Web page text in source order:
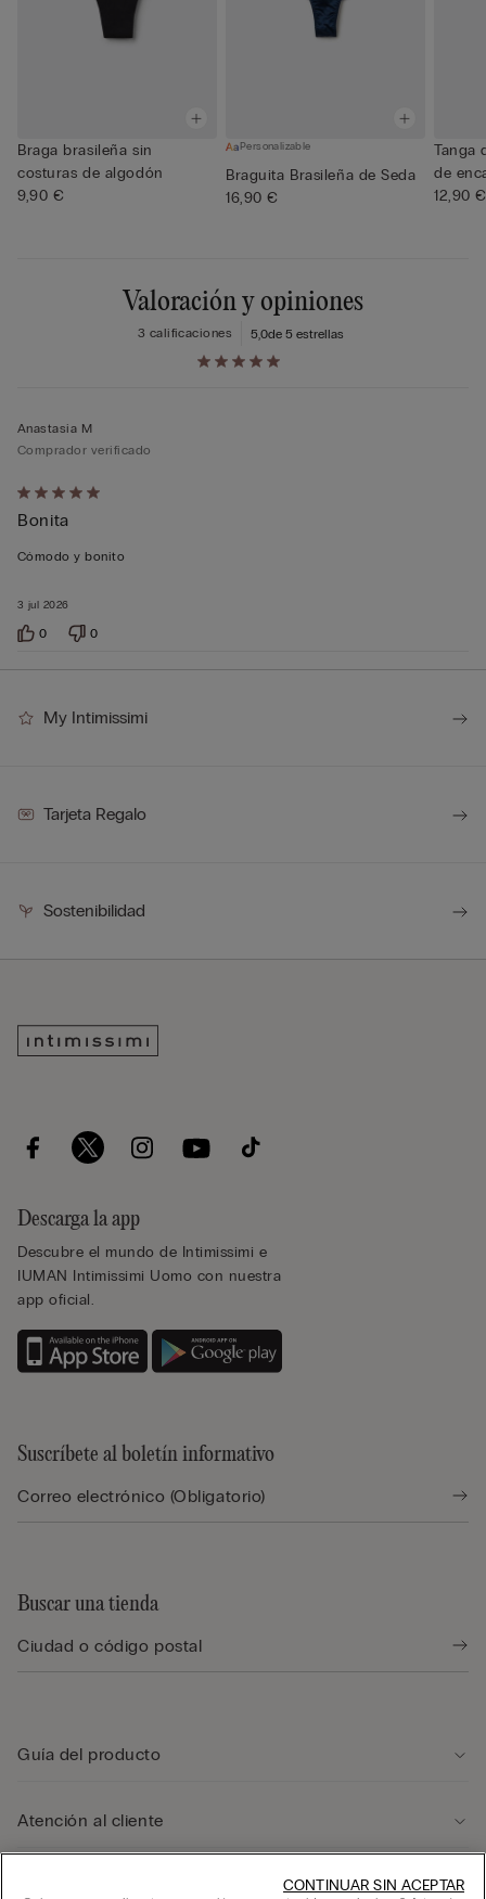
Braga brasileña sin
costuras de algodón
9,90 €
Personalizable
Braguita Brasileña de Seda
16,90 €
Tanga
de
12,90 €
Valoración y opiniones
5,0de 5 estrellas
3 calificaciones
Calificación
de
5
5
3 jul 2026
Anastasia M
Comprador verificado
Bonita
Cómodo y bonito
0 0
My Intimissimi
Tarjeta Regalo
Sostenibilidad
Descarga la app
Descubre el mundo de Intimissimi e
IUMAN Intimissimi Uomo con nuestra
app oficial.
Suscríbete al boletín informativo
Buscar una tienda
Guía del producto
Atención al cliente
CONTINUAR SIN ACEPTAR